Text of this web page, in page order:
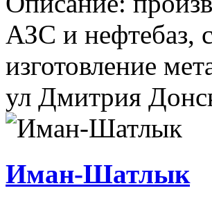
АЗС и нефтебаз,
изготовление
ул Дмитрия
Иман-Шатлык